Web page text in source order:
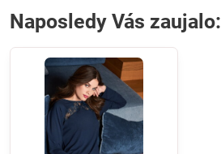
Naposledy Vás zaujalo: